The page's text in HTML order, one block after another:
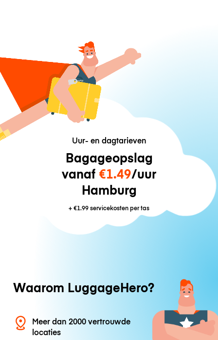
Uur- en dagtarieven
Bagageopslag
vanaf €1.49/uur
Hamburg
+€1.99servicekosten per tas
Waarom LuggageHero?
Meer dan 2000 vertrouwde
locaties